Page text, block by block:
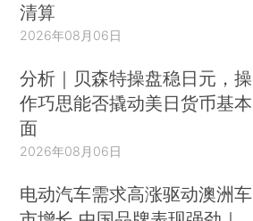
清算
2026年08月06日
分析｜贝森特操盘稳日元，操
作巧思能否撬动美日货币基本
面
2026年08月06日
电动汽车需求高涨驱动澳洲车